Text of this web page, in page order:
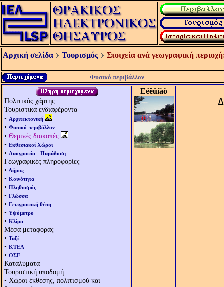
Αρχική σελίδα Τουρισμός Στοιχεία ανά γεωγραφική
Φυσικό περιβάλλον
Πολιτικός χάρτης
Τουριστικά ενδιαφέροντα
• Αρχιτεκτονική
• Φυσικό περιβάλλον
• Θερινές διακοπές
• Εκθεσιακοί Χώροι
• Λαογραφία - Παράδοση
Γεωγραφικές πληροφορίες
• Δήμος
• Κοινότητα
• Πληθυσμός
• Γλώσσα
• Γεωγραφική θέση
• Υψόμετρο
• Κλίμα
Μέσα μεταφοράς
• Ταξί
• ΚΤΕΛ
• ΟΣΕ
Καταλύματα
Τουριστική υποδομή
• Χώροι έκθεσης, πολιτισμού και
Eéêüíåò